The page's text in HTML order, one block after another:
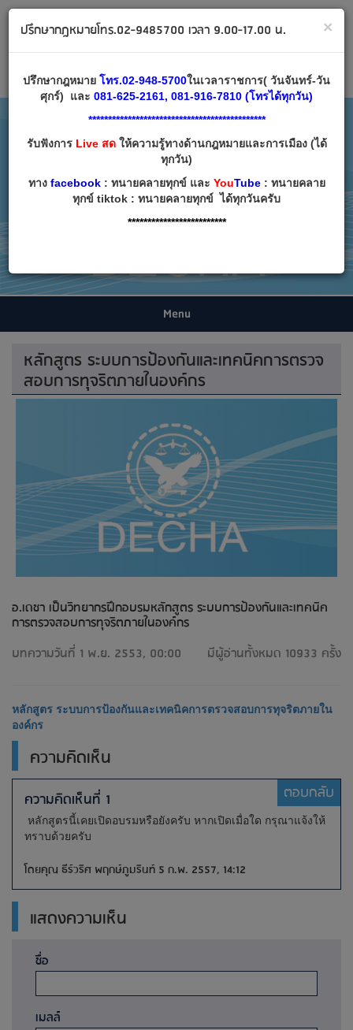
Email:decha007@decha.com
เข้าสู่ระบบ สมัครสมาชิก
Menu
หลักสูตร ระบบการป้องกันและเทคนิคการตรวจ
สอบการทุจริตภายในองค์กร
อ.เดชา เป็นวิทยากรฝึกอบรมหลักสูตร ระบบการป้องกันและเทคนิค
การตรวจสอบการทุจริตภายในองค์กร
บทความวันที่ 1 พ.ย. 2553, 00:00
มีผู้อ่านทั้งหมด 10933 ครั้ง
หลักสูตร ระบบการป้องกันและเทคนิคการตรวจสอบการทุจริตภายใน
องค์กร
ความคิดเห็น
ความคิดเห็นที่ 1 ตอบกลับ
หลักสูตรนี้เคยเปิดอบรมหรือยังครับ หากเปิดเมื่อใด กรุณาแจ้งให้
ทราบด้วยครับ
โดยคุณ ธีร์วริศ พฤกษ์ภูมรินท์ 5 ก.พ. 2557, 14:12
แสดงความเห็น
ชื่อ
เมลล์
×
ปรึกษากฎหมายโทร.02-9485700 เวลา 9.00-17.00 น.
ปรึกษากฎหมาย โทร.02-948-5700ในเวลาราชการ( วันจันทร์-วัน
ศุกร์) และ 081-625-2161, 081-916-7810 (โทรได้ทุกวัน)
*********************************************
รับฟังการLive สดให้ความรู้ทางด้านกฎหมายและการเมือง (ได้
ทุกวัน)
ทาง facebook: ทนายคลายทุกข์ และ YouTube: ทนายคลาย
ทุกข์ tiktok : ทนายคลายทุกข์ ได้ทุกวันครับ
*************************